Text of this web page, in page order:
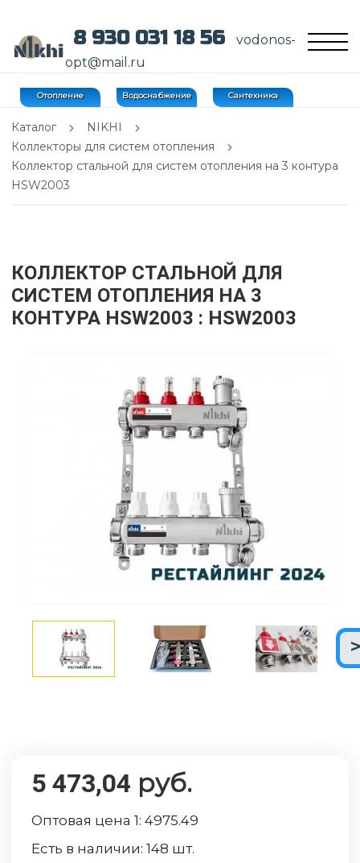
8 930 031 18 56
vodonos-
opt@mail.ru
Отопление Водоснабжение Сантехника
Каталог
NIKHI
Коллекторы для систем отопления
Коллектор стальной для систем отопления на 3 контура
HSW2003
КОЛЛЕКТОР СТАЛЬНОЙ ДЛЯ
СИСТЕМ ОТОПЛЕНИЯ НА 3
КОНТУРА HSW2003 : HSW2003
5 473,04 руб.
Оптовая цена 1:4975.49
Есть в наличии:148 шт.